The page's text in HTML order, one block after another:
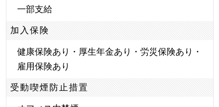
一部支給
加入保険
健康保険あり・厚生年金あり・労災保険あり・
雇用保険あり
受動喫煙防止措置